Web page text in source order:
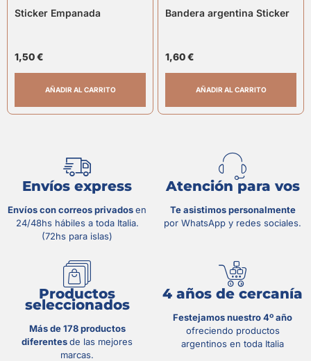
Sticker Empanada
1,50€
AÑADIR AL CARRITO
Bandera argentina Sticker
1,60€
AÑADIR AL CARRITO
Envíos express
Envíos con correos privadosen
24/48hs hábiles a toda Italia.
(72hs para islas)
Atención para vos
Te asistimos personalmente
por WhatsApp y redes sociales.
Productos
seleccionados
Más de 178 productos
diferentesde las mejores
marcas.
4 años de cercanía
Festejamos nuestro 4º año
ofreciendo productos
argentinos en toda Italia